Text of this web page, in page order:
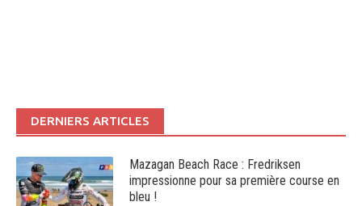
DERNIERS ARTICLES
Mazagan Beach Race : Fredriksen
impressionne pour sa première course en
bleu !